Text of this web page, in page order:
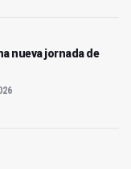
nueva jornada de